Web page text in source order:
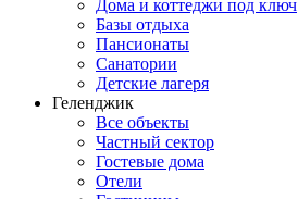
Дома и коттеджи под ключ
Базы отдыха
Пансионаты
Санатории
Детские лагеря
Геленджик
Все объекты
Частный сектор
Гостевые дома
Отели